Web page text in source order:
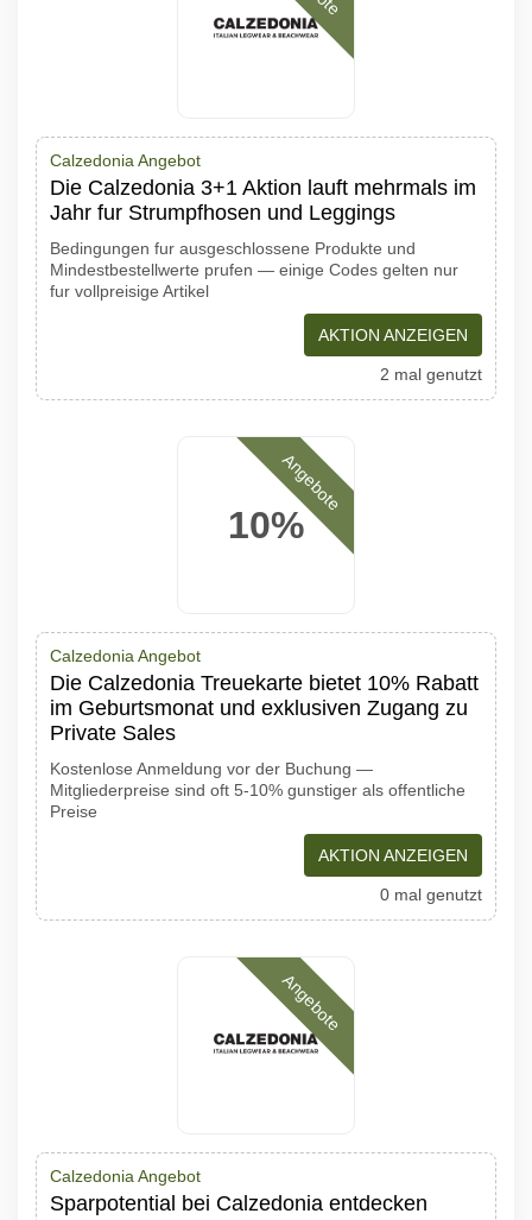
Calzedonia Angebot
Die Calzedonia 3+1 Aktion lauft mehrmals im
Jahr fur Strumpfhosen und Leggings
Bedingungen fur ausgeschlossene Produkte und
Mindestbestellwerte prufen — einige Codes gelten nur
fur vollpreisige Artikel
AKTION ANZEIGEN
2 mal genutzt
10%
Angebote
Calzedonia Angebot
Die Calzedonia Treuekarte bietet 10% Rabatt
im Geburtsmonat und exklusiven Zugang zu
Private Sales
Kostenlose Anmeldung vor der Buchung —
Mitgliederpreise sind oft 5-10% gunstiger als offentliche
Preise
AKTION ANZEIGEN
0 mal genutzt
Angebote
Calzedonia Angebot
Sparpotential bei Calzedonia entdecken